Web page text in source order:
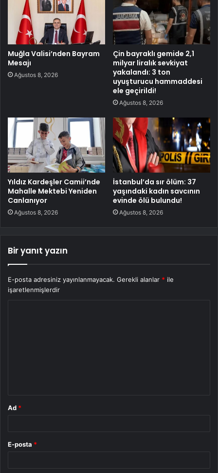
Muğla Valisi’nden Bayram
Mesajı
Ağustos 8, 2026
Çin bayraklı gemide 2,1
milyar liralık sevkiyat
yakalandı: 3 ton
uyuşturucu hammaddesi
ele geçirildi!
Ağustos 8, 2026
Yıldız Kardeşler Camii’nde
Mahalle Mektebi Yeniden
Canlanıyor
Ağustos 8, 2026
İstanbul’da sır ölüm: 37
yaşındaki kadın savcının
evinde ölü bulundu!
Ağustos 8, 2026
Bir yanıt yazın
E-posta adresiniz yayınlanmayacak. Gerekli alanlar * ile
işaretlenmişlerdir
Ad *
E-posta *